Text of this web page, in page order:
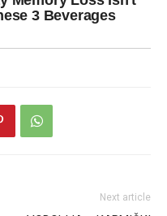
Next article